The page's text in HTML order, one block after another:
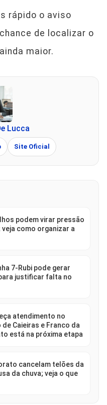
rápido o aviso
de localizar o
maior.
Lucca
Site Oficial
podem virar pressão
veja como organizar a
7-Rubi pode gerar
justificar falta no
atendimento no
de Caieiras e Franco da
está na próxima etapa
cancelam telões da
da chuva; veja o que